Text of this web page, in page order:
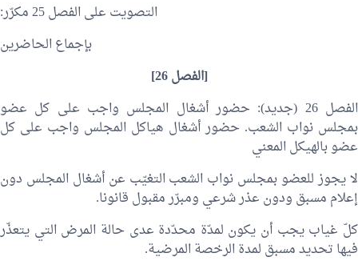
التصويت على الفصل 25 مكرّر:
بإجماع الحاضرين
[الفصل 26]
الفصل 26 (جديد): حضور أشغال المجلس واجب على كل عضو
بمجلس نواب الشعب. حضور أشغال هياكل المجلس واجب على كل
عضو بالهيكل المعني
لا يجوز للعضو بمجلس نواب الشعب التغيّب عن أشغال المجلس دون
إعلام مسبق ودون عذر شرعي ومبرّر مقبول قانونا.
كلّ غياب يجب أن يكون لمدّة محدّدة عدى حالة المرض التي يتعذّر
فيها تحديد مسبق لمدة الرخصة المرضية.